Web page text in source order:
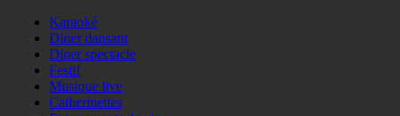
Karaoké
Diner dansant
Diner spectacle
Festif
Musique live
Catherinettes